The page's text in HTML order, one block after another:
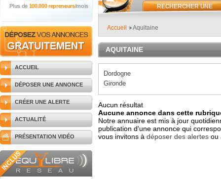
Plus de 100.000 repreneurs/mois
ACCUEIL
DÉPOSER UNE ANNONCE
CRÉER UNE ALERTE
ACTUALITÉ
PRÉSENTATION VIDÉO
RECHERCHER UNE
Accueil
Aquitaine
AQUITAINE
Dordogne
Gironde
Aucun résultat
Aucune annonce dans cette
Notre annuaire est mis à jour
publication d'une annonce qui
vous invitons à déposer des alertes ou